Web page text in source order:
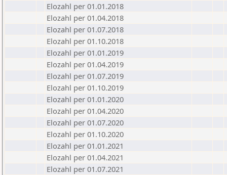
Elozahl per 01.01.2018
Elozahl per 01.04.2018
Elozahl per 01.07.2018
Elozahl per 01.10.2018
Elozahl per 01.01.2019
Elozahl per 01.04.2019
Elozahl per 01.07.2019
Elozahl per 01.10.2019
Elozahl per 01.01.2020
Elozahl per 01.04.2020
Elozahl per 01.07.2020
Elozahl per 01.10.2020
Elozahl per 01.01.2021
Elozahl per 01.04.2021
Elozahl per 01.07.2021